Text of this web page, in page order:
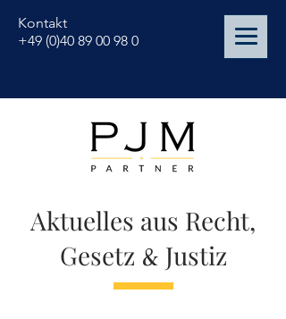
Kontakt
+49 (0)40 89 00 98 0
Aktuelles aus Recht,
Gesetz & Justiz